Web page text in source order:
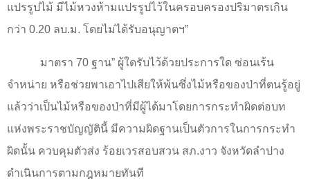
แปรรูปไม้ มีไม้หวงห้ามแปรรูปไว้ในครอบครองปริมาตรเกิน
กว่า 0.20 ลบ.ม. โดยไม่ได้รับอนุญาตฯ”
มาตรา 70 ฐาน” ผู้ใดรับไว้ด้วยประการใด ซ่อนเร้น
จำหน่าย หรือช่วยพาเอาไปเสียให้พ้นซึ่งไม้หรือของป่าที่ตนรู้อยู่
แล้วว่าเป็นไม้หรือของป่าที่มีผู้ได้มาโดยการกระทำผิดต่อบท
แห่งพระราชบัญญัตินี้ มีความผิดฐานเป็นตัวการในการกระทำ
ผิดนั้น ควบคุมตัวส่ง ร้อยเวรสอบสวน สภ.งาว จังหวัดลำปาง
ดำเนินการตามกฎหมายทันที